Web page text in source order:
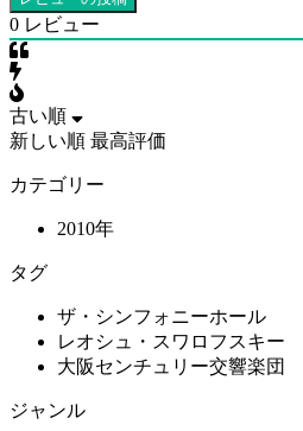
0 レビュー
古い順
新しい順 最高評価
カテゴリー
2010年
タグ
ザ・シンフォニーホール
レオシュ・スワロフスキー
大阪センチュリー交響楽団
ジャンル